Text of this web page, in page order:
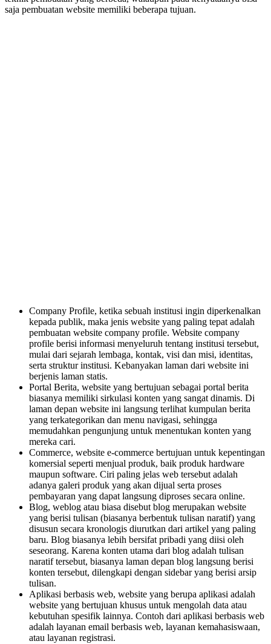
saja pembuatan website memiliki beberapa tujuan.
Company Profile, ketika sebuah institusi ingin diperkenalkan
kepada publik, maka jenis website yang paling tepat adalah
pembuatan website company profile. Website company
profile berisi informasi menyeluruh tentang institusi tersebut,
mulai dari sejarah lembaga, kontak, visi dan misi, identitas,
serta struktur institusi. Kebanyakan laman dari website ini
berjenis laman statis.
Portal Berita, website yang bertujuan sebagai portal berita
biasanya memiliki sirkulasi konten yang sangat dinamis. Di
laman depan website ini langsung terlihat kumpulan berita
yang terkategorikan dan menu navigasi, sehingga
memudahkan pengunjung untuk menentukan konten yang
mereka cari.
Commerce, website e-commerce bertujuan untuk kepentingan
komersial seperti menjual produk, baik produk hardware
maupun software. Ciri paling jelas web tersebut adalah
adanya galeri produk yang akan dijual serta proses
pembayaran yang dapat langsung diproses secara online.
Blog, weblog atau biasa disebut blog merupakan website
yang berisi tulisan (biasanya berbentuk tulisan naratif) yang
disusun secara kronologis diurutkan dari artikel yang paling
baru. Blog biasanya lebih bersifat pribadi yang diisi oleh
seseorang. Karena konten utama dari blog adalah tulisan
naratif tersebut, biasanya laman depan blog langsung berisi
konten tersebut, dilengkapi dengan sidebar yang berisi arsip
tulisan.
Aplikasi berbasis web, website yang berupa aplikasi adalah
website yang bertujuan khusus untuk mengolah data atau
kebutuhan spesifik lainnya. Contoh dari aplikasi berbasis web
adalah layanan email berbasis web, layanan kemahasiswaan,
atau layanan registrasi.